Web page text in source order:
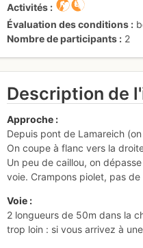
Activités
Évaluation des conditions
Nombre de participants
2
Description de
Approche :
Depuis pont de Lamareich
On coupe à flanc vers la
Un peu de caillou, on
voie. Crampons piolet, pas
Voie :
2 longueurs de 50m dans la
trop loin : si vous arrivez à